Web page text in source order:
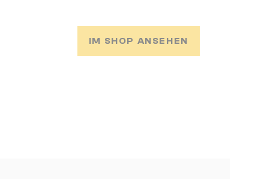
IM SHOP ANSEHEN